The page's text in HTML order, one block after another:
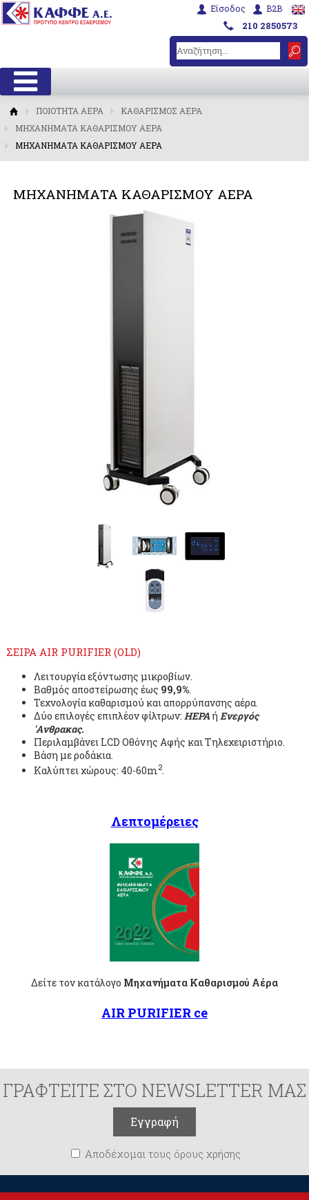
B2B
Είσοδος
210 2850573
ΠΟΙΟΤΗΤΑ ΑΕΡΑ
ΚΑΘΑΡΙΣΜΟΣ ΑΕΡΑ
ΜΗΧΑΝΗΜΑΤΑ ΚΑΘΑΡΙΣΜΟΥ ΑΕΡΑ
ΜΗΧΑΝΗΜΑΤΑ ΚΑΘΑΡΙΣΜΟΥ ΑΕΡΑ
ΜΗΧΑΝΗΜΑΤΑ ΚΑΘΑΡΙΣΜΟΥ ΑΕΡΑ
ΣΕΙΡΑ AIR PURIFIER (OLD)
Λειτουργία εξόντωσης μικροβίων.
Βαθμός αποστείρωσης έως 99,9%.
Τεχνολογία καθαρισμού και απορρύπανσης αέρα.
Δύο επιλογές επιπλέον φίλτρων: HEPAή Ενεργός
'Aνθρακας.
Περιλαμβάνει LCD Οθόνης Αφής και Τηλεχειριστήριο.
Βάση με ροδάκια.
Καλύπτει χώρους: 40-60m2.
Λεπτομέρειες
Δείτε τον κατάλογο Μηχανήματα Καθαρισμού Αέρα
AIR PURIFIER ce
ΓΡΑΦΤΕΙΤΕ ΣΤΟ NEWSLETTER ΜΑΣ
Αποδέχομαι τους όρους χρήσης